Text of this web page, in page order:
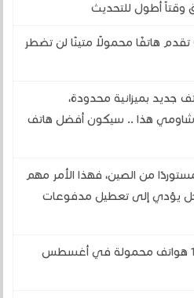
أطول للتحديث
وداعاً للأسلاك! CUBOT تقدم هاتفًا محمولًا متينًا لن تضطر
جديد بميزانية محدودة،
شاومي هذا .. سيكون أفضل هاتف
من الصين، فهذا الأمر مهم
يؤدي إلى تعطيل مدفوعات
اكتشف تصنيف أقوى 10 هواتف محمولة في أغسطس